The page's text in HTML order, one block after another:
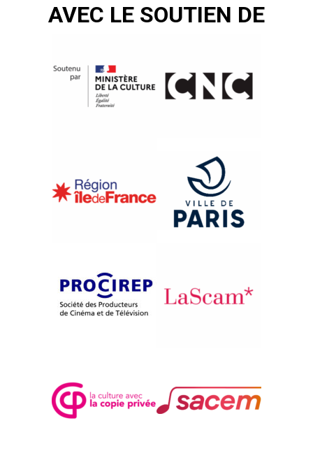
AVEC LE SOUTIEN DE